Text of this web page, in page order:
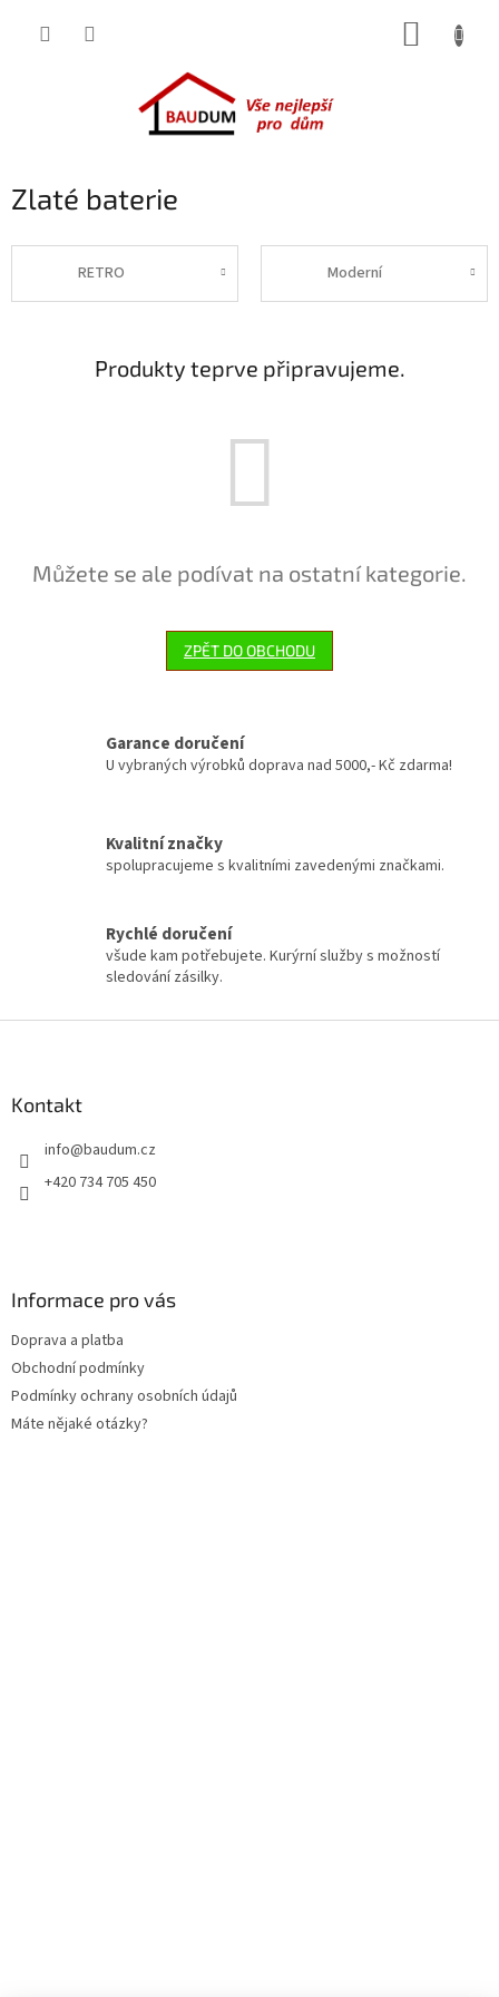
Zlaté baterie
RETRO Moderní
Produkty teprve připravujeme.
Můžete se ale podívat na ostatní kategorie.
ZPĚT DO OBCHODU
Garance doručení
U vybraných výrobků doprava nad 5000,- Kč zdarma!
Kvalitní značky
spolupracujeme s kvalitními zavedenými značkami.
Rychlé doručení
všude kam potřebujete. Kurýrní služby s možností
sledování zásilky.
Kontakt
info@baudum.cz
+420 734 705 450
Informace pro vás
Doprava a platba
Obchodní podmínky
Podmínky ochrany osobních údajů
Máte nějaké otázky?